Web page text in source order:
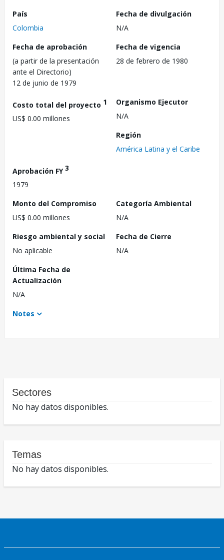
País
Colombia
Fecha de divulgación
N/A
Fecha de aprobación
(a partir de la presentación
ante el Directorio)
12 de junio de 1979
Fecha de vigencia
28 de febrero de 1980
Costo total del proyecto 1
US$ 0.00 millones
Organismo Ejecutor
N/A
Región
América Latina y el Caribe
Aprobación FY3
1979
Monto del Compromiso
US$ 0.00 millones
Categoría Ambiental
N/A
Riesgo ambiental y social
No aplicable
Fecha de Cierre
N/A
Última Fecha de
Actualización
N/A
Notes
Sectores
No hay datos disponibles.
Temas
No hay datos disponibles.